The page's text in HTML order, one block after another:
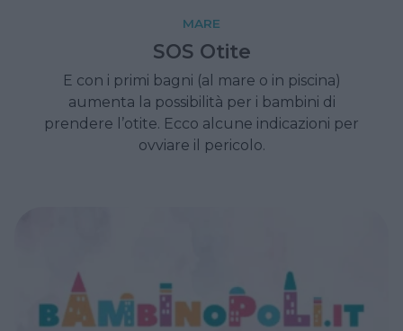
MARE
SOS Otite
E con i primi bagni (al mare o in piscina)
aumenta la possibilità per i bambini di
prendere l’otite. Ecco alcune indicazioni per
ovviare il pericolo.